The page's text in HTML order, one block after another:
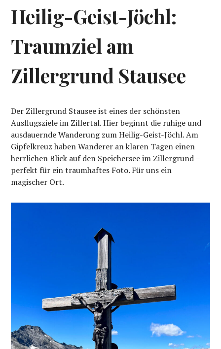
Heilig-Geist-Jöchl:
Traumziel am
Zillergrund Stausee
Der Zillergrund Stausee ist eines der schönsten
Ausflugsziele im Zillertal. Hier beginnt die ruhige und
ausdauernde Wanderung zum Heilig-Geist-Jöchl. Am
Gipfelkreuz haben Wanderer an klaren Tagen einen
herrlichen Blick auf den Speichersee im Zillergrund –
perfekt für ein traumhaftes Foto. Für uns ein
magischer Ort.